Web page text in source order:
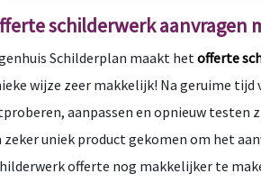
schilderwerk aanvragen
Schilderplan maakt hetofferte
wijze zeer makkelijk! Na geruime tijd
aanpassen en opnieuw testen
zeker uniek product gekomen om het
offerte nog makkelijker te